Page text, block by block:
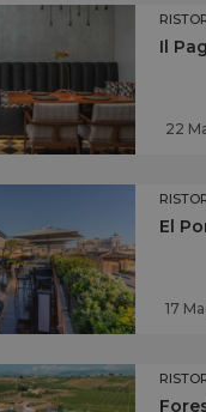
Il
22
El
17